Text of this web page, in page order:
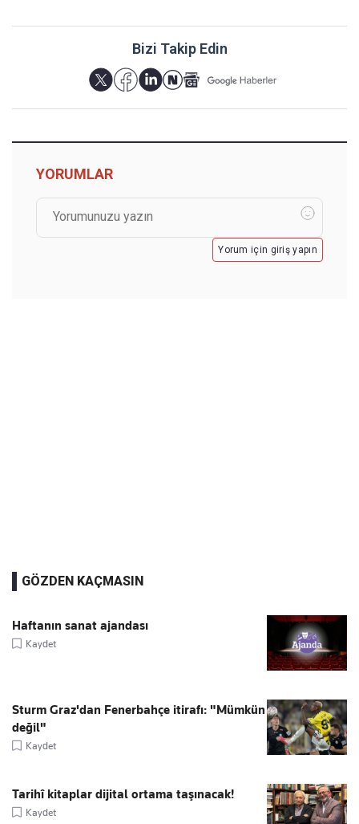
Bizi Takip Edin
YORUMLAR
Yorum için giriş yapın
GÖZDEN KAÇMASIN
Haftanın sanat ajandası
Kaydet
Sturm Graz'dan Fenerbahçe itirafı: "Mümkün
değil"
Kaydet
Tarihî kitaplar dijital ortama taşınacak!
Kaydet